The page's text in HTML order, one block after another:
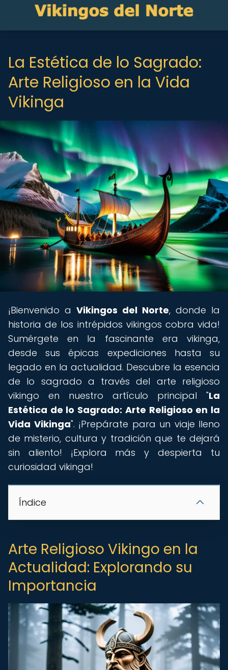
La Estética de lo Sagrado:
Arte Religioso en la Vida
Vikinga
¡Bienvenido a Vikingos del Norte, donde la
historia de los intrépidos vikingos cobra vida!
Sumérgete en la fascinante era vikinga,
desde sus épicas expediciones hasta su
legado en la actualidad. Descubre la esencia
de lo sagrado a través del arte religioso
vikingo en nuestro artículo principal "La
Estética de lo Sagrado: Arte Religioso en la
Vida Vikinga". ¡Prepárate para un viaje lleno
de misterio, cultura y tradición que te dejará
sin aliento! ¡Explora más y despierta tu
curiosidad vikinga!
Índice
Arte Religioso Vikingo en la
Actualidad: Explorando su
Importancia